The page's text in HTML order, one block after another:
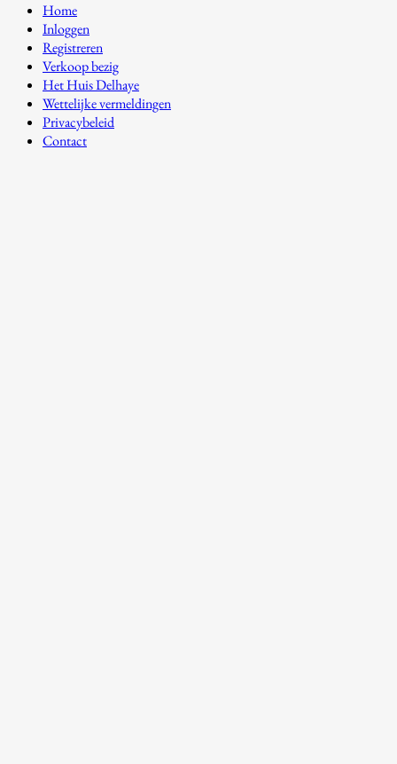
Home
Inloggen
Registreren
Verkoop bezig
Het Huis Delhaye
Wettelijke vermeldingen
Privacybeleid
Contact